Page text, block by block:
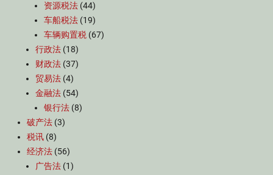
资源税法 (44)
车船税法 (19)
车辆购置税 (67)
行政法 (18)
财政法 (37)
贸易法 (4)
金融法 (54)
银行法 (8)
破产法 (3)
税讯 (8)
经济法 (56)
广告法 (1)